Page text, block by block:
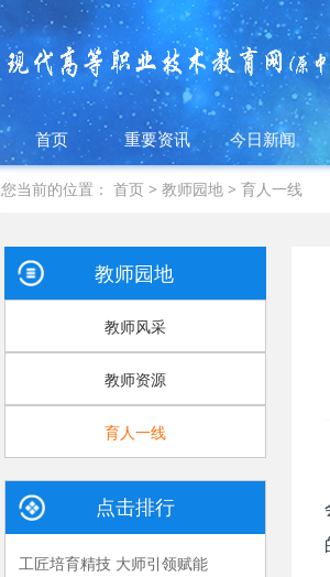
首页 重要资讯 今日新闻
您当前的位置：首页 >教师园地 >育人一线
教师园地
教师风采
教师资源
育人一线
点击排行
工匠培育精技 大师引领赋能